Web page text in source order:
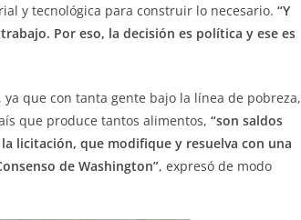
y tecnológica para construir lo necesario. “Y
Por eso, la decisión es política y ese es
que con tanta gente bajo la línea de pobreza,
que produce tantos alimentos, “son saldos
licitación, que modifique y resuelva con una
de Washington”, expresó de modo